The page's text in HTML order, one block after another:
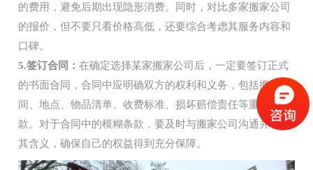
的费用，避免后期出现隐形消费。同时，对比多家搬家公司
的报价，但不要只看价格高低，还要综合考虑其服务内容和
口碑。
5.签订合同：在确定选择某家搬家公司后，一定要签订正式
的书面合同，合同中应明确双方的权利和义务，包括搬家时
间、地点、物品清单、收费标准、损坏赔偿责任等重要条
款。对于合同中的模糊条款，要及时与搬家公司沟通并明确
其含义，确保自己的权益得到充分保障。